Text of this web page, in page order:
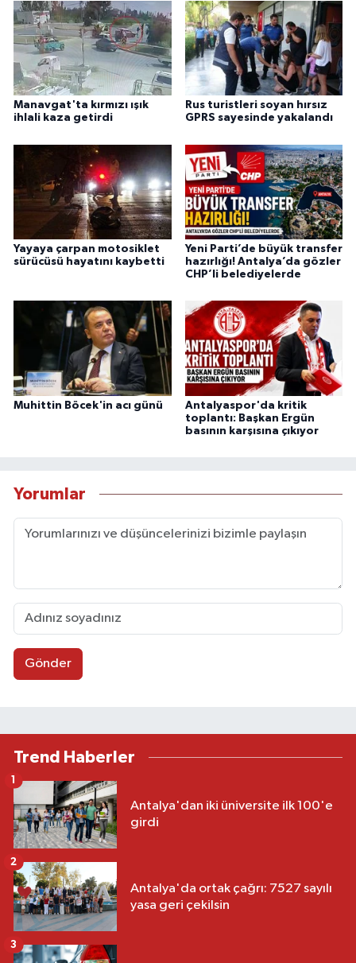
Manavgat'ta kırmızı ışık
ihlali kaza getirdi
Rus turistleri soyan hırsız
GPRS sayesinde yakalandı
Yayaya çarpan motosiklet
sürücüsü hayatını kaybetti
Yeni Parti’de büyük transfer
hazırlığı! Antalya’da gözler
CHP’li belediyelerde
Muhittin Böcek'in acı günü
Antalyaspor'da kritik
toplantı: Başkan Ergün
basının karşısına çıkıyor
Yorumlar
Gönder
Trend Haberler
Antalya'dan iki üniversite ilk 100'e
girdi
1
Antalya'da ortak çağrı: 7527 sayılı
yasa geri çekilsin
2
3